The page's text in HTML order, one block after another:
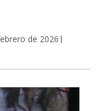
de 2026